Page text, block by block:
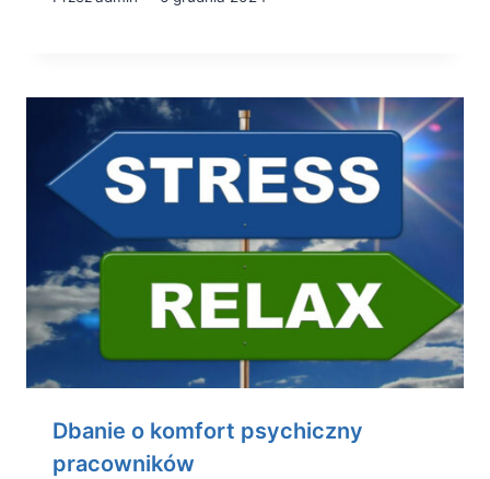
Dbanie o komfort psychiczny
pracowników